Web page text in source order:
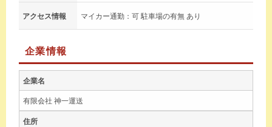
アクセス情報 マイカー通勤：可 駐車場の有無 あり
企業情報
企業名
有限会社 神一運送
住所